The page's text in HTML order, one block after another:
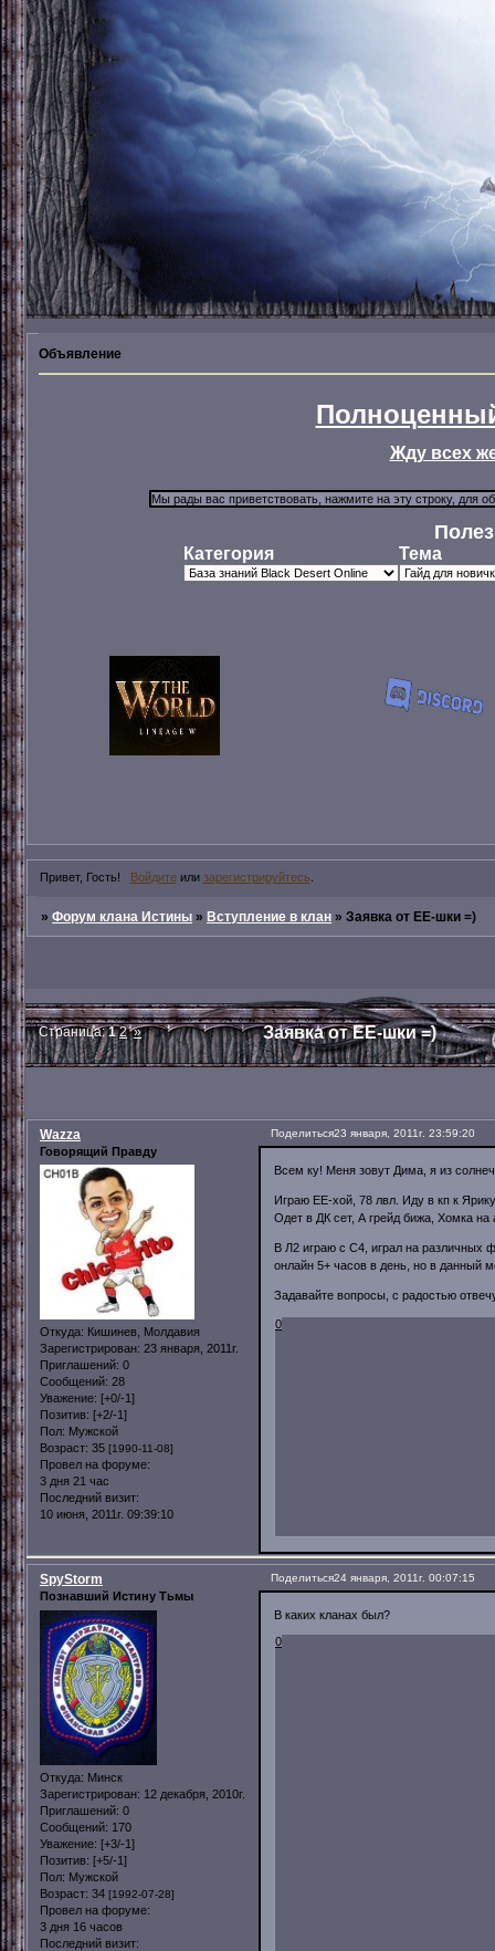
Объявление
Жду всех
Категория Тема
Привет, Гость! Войдитеили зарегистрируйтесь
»Форум клана Истины »Вступление в клан »Заявка от ЕЕ-шки =)
Заявка от ЕЕ-шки =)
Страница:1 2 »
Поделиться23 января, 2011г. 23:59:20
Wazza
Говорящий Правду
Откуда: Кишинев, Молдавия
Зарегистрирован: 23 января, 2011г.
Приглашений: 0
Сообщений: 28
Уважение: [+0/-1]
Позитив: [+2/-1]
Пол: Мужской
Возраст: 35 [1990-11-08]
Провел на форуме:
3 дня 21 час
Последний визит:
10 июня, 2011г. 09:39:10
Всем ку! Меня зовут Дима, я из
Играю ЕЕ-хой, 78 лвл. Иду в кп к
Одет в ДК сет, А грейд бижа, Хомка на
В Л2 играю с С4, играл на различных
онлайн 5+ часов в день, но в данный
Задавайте вопросы, с радостью
0
Поделиться24 января, 2011г. 00:07:15
SpyStorm
Познавший Истину Тьмы
Откуда: Минск
Зарегистрирован: 12 декабря, 2010г.
Приглашений: 0
Сообщений: 170
Уважение: [+3/-1]
Позитив: [+5/-1]
Пол: Мужской
Возраст: 34 [1992-07-28]
Провел на форуме:
3 дня 16 часов
Последний визит:
В каких кланах был?
0